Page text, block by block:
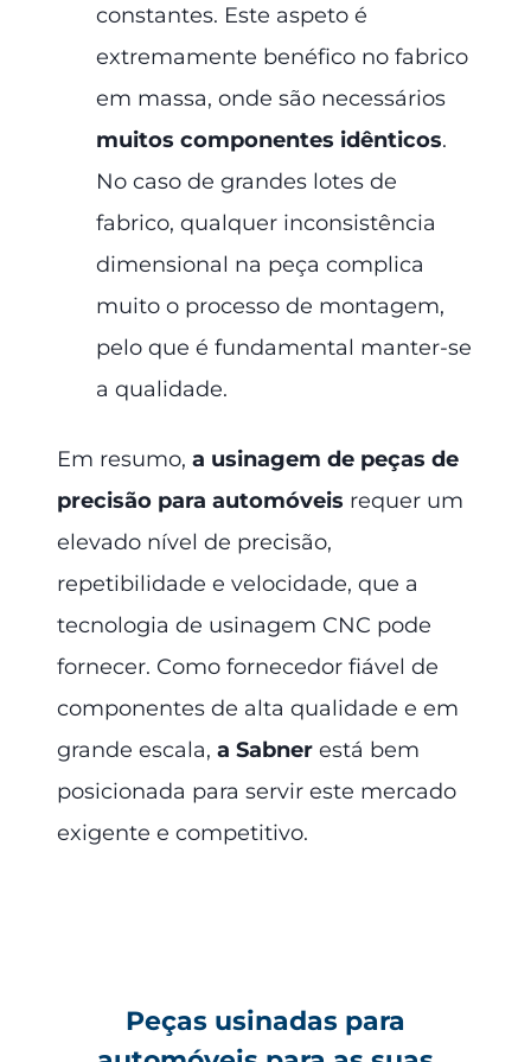
constantes. Este aspeto é
extremamente benéfico no fabrico
em massa, onde são necessários
muitos componentes idênticos.
No caso de grandes lotes de
fabrico, qualquer inconsistência
dimensional na peça complica
muito o processo de montagem,
pelo que é fundamental manter-se
a qualidade.
Em resumo, a usinagem de peças de
precisão para automóveis requer um
elevado nível de precisão,
repetibilidade e velocidade, que a
tecnologia de usinagem CNC pode
fornecer. Como fornecedor fiável de
componentes de alta qualidade e em
grande escala, a Sabner está bem
posicionada para servir este mercado
exigente e competitivo.
Peças usinadas para